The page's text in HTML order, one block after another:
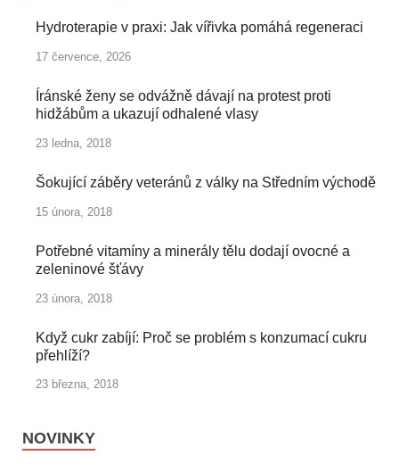
Hydroterapie v praxi: Jak vířivka pomáhá regeneraci
17 července, 2026
Íránské ženy se odvážně dávají na protest proti
hidžábům a ukazují odhalené vlasy
23 ledna, 2018
Šokující záběry veteránů z války na Středním východě
15 února, 2018
Potřebné vitamíny a minerály tělu dodají ovocné a
zeleninové šťávy
23 února, 2018
Když cukr zabíjí: Proč se problém s konzumací cukru
přehlíží?
23 března, 2018
NOVINKY